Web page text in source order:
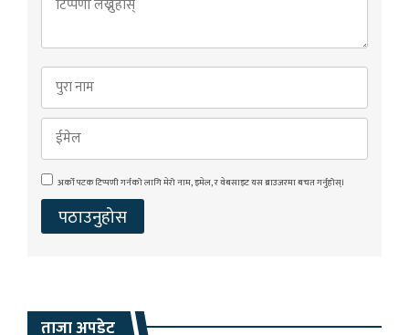
अर्को पटक टिप्पणी गर्नको लागि मेरो नाम, इमेल, र वेबसाइट यस ब्राउजरमा बचत गर्नुहोस्।
ताजा अपडेट